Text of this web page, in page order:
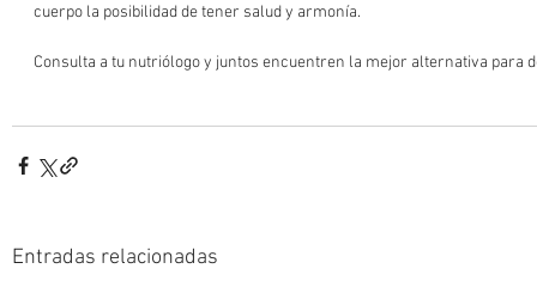
cuerpo la posibilidad de tener salud y armonía.
Consulta a tu nutriólogo y juntos encuentren la mejor alternativa para
Entradas relacionadas